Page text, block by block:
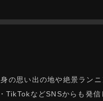
の思い出の地や絶景ラン
TikTokなどSNSからも発信